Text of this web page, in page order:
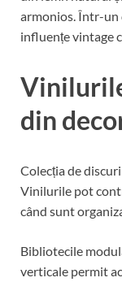
armonios. Într-un
influențe vintage
din
Colecția de
Vinilurile pot
când sunt
Bibliotecile
verticale permit